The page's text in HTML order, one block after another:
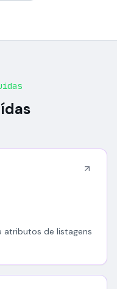
atributos de listagens